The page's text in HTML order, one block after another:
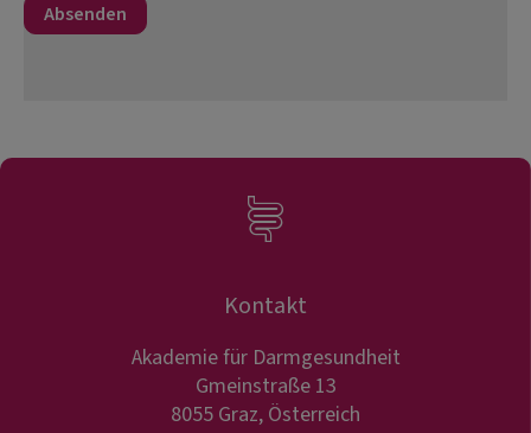
Kontakt
Akademie für Darmgesundheit
Gmeinstraße 13
8055 Graz, Österreich